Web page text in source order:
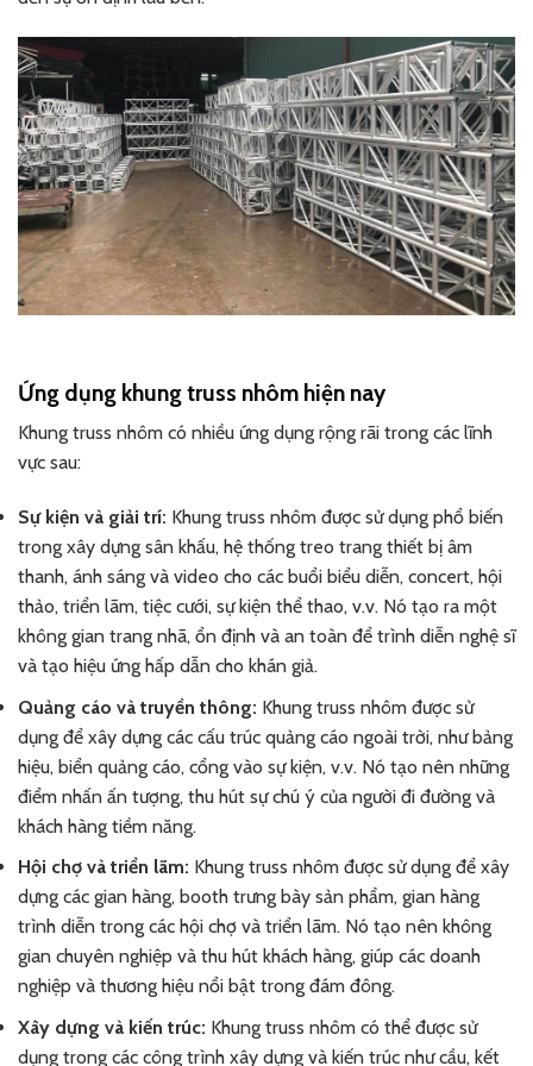
Ứng dụng khung truss nhôm hiện nay
Khung truss nhôm có nhiều ứng dụng rộng rãi trong các lĩnh
vực sau:
Sự kiện và giải trí: Khung truss nhôm được sử dụng phổ biến
trong xây dựng sân khấu, hệ thống treo trang thiết bị âm
thanh, ánh sáng và video cho các buổi biểu diễn, concert, hội
thảo, triển lãm, tiệc cưới, sự kiện thể thao, v.v. Nó tạo ra một
không gian trang nhã, ổn định và an toàn để trình diễn nghệ sĩ
và tạo hiệu ứng hấp dẫn cho khán giả.
Quảng cáo và truyền thông: Khung truss nhôm được sử
dụng để xây dựng các cấu trúc quảng cáo ngoài trời, như bảng
hiệu, biển quảng cáo, cổng vào sự kiện, v.v. Nó tạo nên những
điểm nhấn ấn tượng, thu hút sự chú ý của người đi đường và
khách hàng tiềm năng.
Hội chợ và triển lãm: Khung truss nhôm được sử dụng để xây
dựng các gian hàng, booth trưng bày sản phẩm, gian hàng
trình diễn trong các hội chợ và triển lãm. Nó tạo nên không
gian chuyên nghiệp và thu hút khách hàng, giúp các doanh
nghiệp và thương hiệu nổi bật trong đám đông.
Xây dựng và kiến trúc: Khung truss nhôm có thể được sử
dụng trong các công trình xây dựng và kiến trúc như cầu, kết